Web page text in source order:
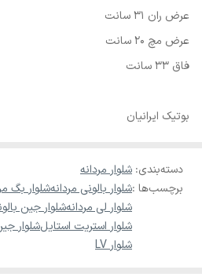
عرض ران 31 سانت
عرض مچ 20 سانت
فاق 33 سانت
بوتیک ایرانیان
دسته‌بندی: شلوار مردانه
برچسب‌ها :شلوار بالونی مردانهشلوار بگ
شلوار لی مردانهشلوار جین
شلوار استریت استایلشلوار
شلوار LV